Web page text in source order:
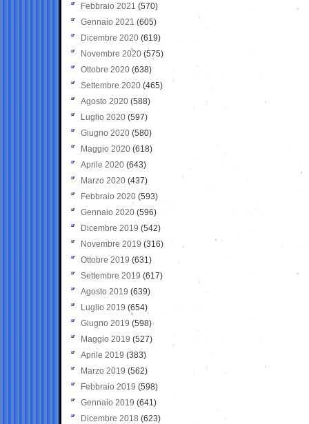
Febbraio 2021 (570)
Gennaio 2021 (605)
Dicembre 2020 (619)
Novembre 2020 (575)
Ottobre 2020 (638)
Settembre 2020(465)
Agosto 2020 (588)
Luglio 2020 (597)
Giugno 2020 (580)
Maggio 2020 (618)
Aprile 2020 (643)
Marzo 2020 (437)
Febbraio 2020 (593)
Gennaio 2020 (596)
Dicembre 2019 (542)
Novembre 2019 (316)
Ottobre 2019 (631)
Settembre 2019 (617)
Agosto 2019 (639)
Luglio 2019 (654)
Giugno 2019 (598)
Maggio 2019 (527)
Aprile 2019 (383)
Marzo 2019 (562)
Febbraio 2019 (598)
Gennaio 2019 (641)
Dicembre 2018 (623)